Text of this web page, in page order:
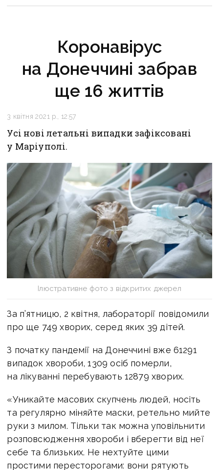
Коронавірус
на Донеччині забрав
ще 16 життів
3 квітня 2021 р., 12:57
Усі нові летальні випадки зафіксовані
у Маріуполі.
Ілюстративне фото з відкритих джерел
За п’ятницю, 2 квітня, лабораторії повідомили
про ще 749 хворих, серед яких 39 дітей.
З початку пандемії на Донеччині вже 61291
випадок хвороби, 1309 осіб померли,
на лікуванні перебувають 12879 хворих.
«Уникайте масових скупчень людей, носіть
та регулярно міняйте маски, ретельно мийте
руки з милом. Тільки так можна уповільнити
розповсюдження хвороби і вберегти від неї
себе та близьких. Не нехтуйте цими
простими пересторогами: вони рятують